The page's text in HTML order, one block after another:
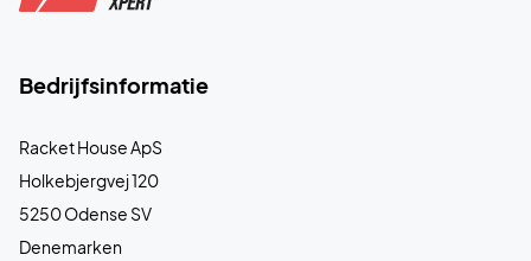
Bedrijfsinformatie
Racket House ApS
Holkebjergvej 120
5250 Odense SV
Denemarken